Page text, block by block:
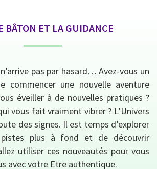
BÂTON ET LA GUIDANCE
pas par hasard… Avez-vous un
commencer une nouvelle aventure
éveiller à de nouvelles pratiques ?
vous fait vraiment vibrer ? L’Univers
des signes. Il est temps d’explorer
plus à fond et de découvrir
utiliser ces nouveautés pour vous
avec votre Etre authentique.